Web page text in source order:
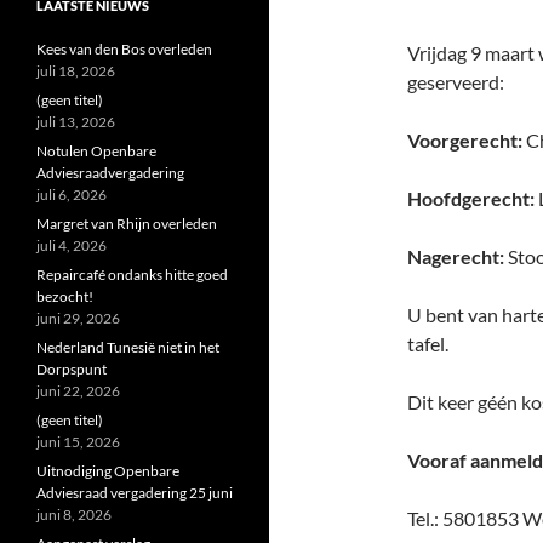
Vrijdag 9 maart
geserveerd:
Voorgerecht:
Hoofdgerecht:
Nagerecht:
U bent van
tafel.
Dit keer géén
Vooraf
Tel.: 5801853
LAATSTE NIEUWS
Kees van den Bos overleden
juli 18, 2026
(geen titel)
juli 13, 2026
Notulen Openbare
Adviesraadvergadering
juli 6, 2026
Margret van Rhijn overleden
juli 4, 2026
Repaircafé ondanks hitte goed
bezocht!
juni 29, 2026
Nederland Tunesië niet in het
Dorpspunt
juni 22, 2026
(geen titel)
juni 15, 2026
Uitnodiging Openbare
Adviesraad vergadering 25 juni
juni 8, 2026